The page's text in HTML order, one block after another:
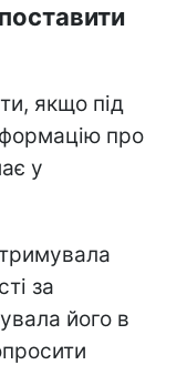
якщо під
про
у
за
його в